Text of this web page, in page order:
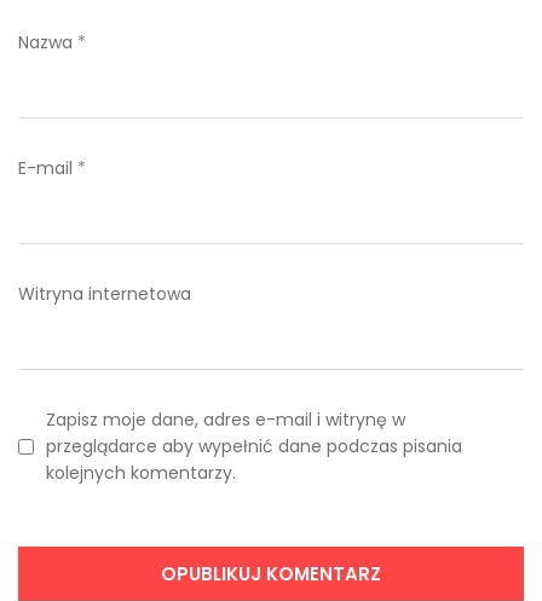
Nazwa *
E-mail *
Witryna internetowa
Zapisz moje dane, adres e-mail i witrynę w
przeglądarce aby wypełnić dane podczas pisania
kolejnych komentarzy.